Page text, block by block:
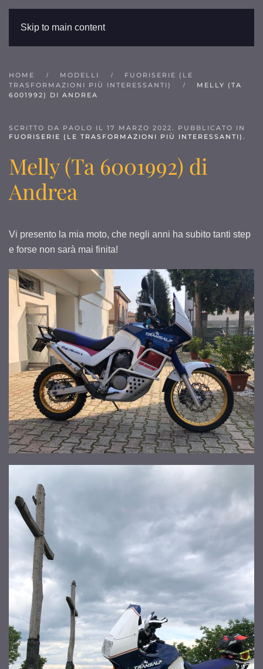
Skip to main content
HOME MODELLI
FUORISERIE (LE
TRASFORMAZIONI PIÙ INTERESSANTI)
MELLY (TA
6001992) DI ANDREA
SCRITTO DA PAOLO IL 17 MARZO 2022. PUBBLICATO IN
FUORISERIE (LE TRASFORMAZIONI PIÙ INTERESSANTI) .
Melly (Ta 6001992) di
Andrea
Vi presento la mia moto, che negli anni ha subito tanti step
e forse non sarà mai finita!